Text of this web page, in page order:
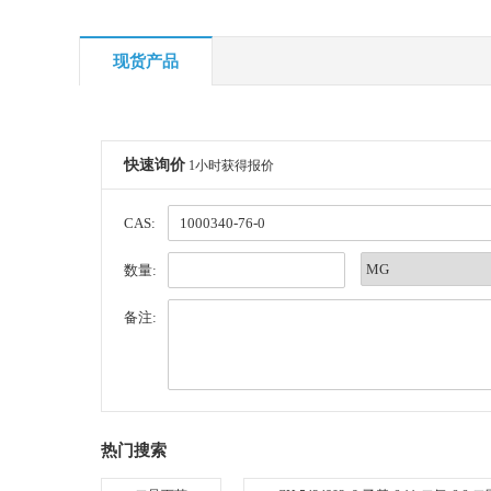
现货产品
快速询价 1小时获得报价
CAS:
数量:
备注:
热门搜索